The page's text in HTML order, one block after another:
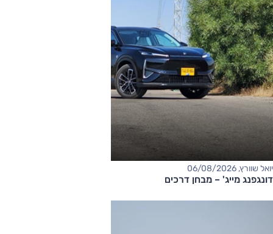
יואל שוורץ, 06/08/2026
דונגפנג מייג' – מבחן דרכים